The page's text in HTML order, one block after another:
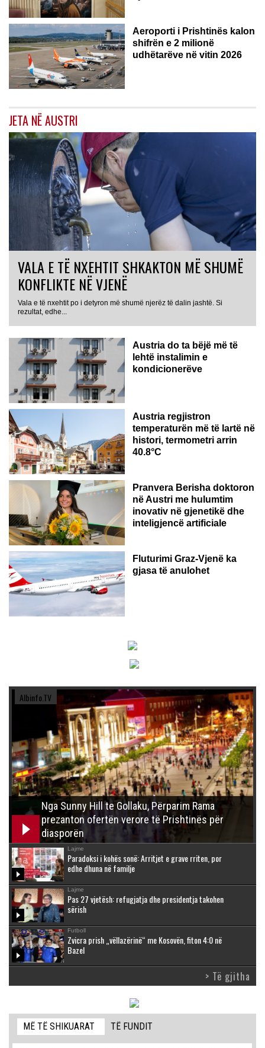
Aeroporti i Prishtinës kalon
shifrën e 2 milionë
udhëtarëve në vitin 2026
JETA NË AUSTRI
VALA E TË NXEHTIT SHKAKTON MË SHUMË
KONFLIKTE NË VJENË
Vala e të nxehtit po i detyron më shumë njerëz të dalin jashtë. Si
rezultat, edhe...
Austria do ta bëjë më të
lehtë instalimin e
kondicionerëve
Austria regjistron
temperaturën më të lartë në
histori, termometri arrin
40.8°C
AUSTRI
Pranvera Berisha doktoron
në Austri me hulumtim
inovativ në gjenetikë dhe
inteligjencë artificiale
Fluturimi Graz-Vjenë ka
gjasa të anulohet
Albinfo.TV
Nga Sunny Hill te Gollaku, Përparim Rama
prezanton ofertën verore të Prishtinës për
diasporën
Lajme
Paradoksi i kohës sonë: Arritjet e grave rriten, por
edhe dhuna në familje
Lajme
Pas 27 vjetësh: refugjatja dhe presidentja takohen
sërish
Futboll
Zvicra prish „vëllazërinë“ me Kosovën, fiton 4:0 në
Bazel
> Të gjitha
MË TË SHIKUARAT TË FUNDIT